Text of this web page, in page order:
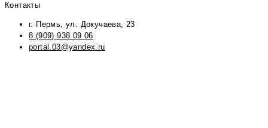
Контакты
г. Пермь, ул. Докучаева, 23
8 (909) 938 09 06
portal.03@yandex.ru